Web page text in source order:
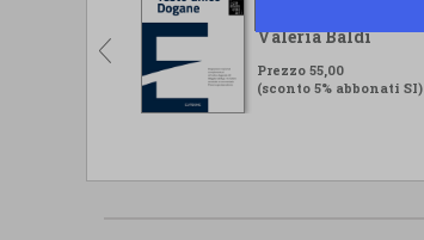
Valeria Baldi
Prezzo 55,00
(sconto 5% abbonati SI)